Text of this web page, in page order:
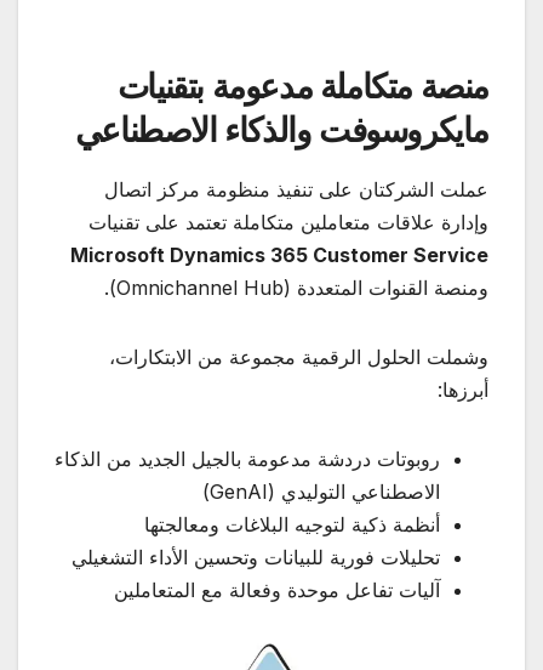
منصة متكاملة مدعومة بتقنيات
مايكروسوفت والذكاء الاصطناعي
عملت الشركتان على تنفيذ منظومة مركز اتصال
وإدارة علاقات متعاملين متكاملة تعتمد على تقنيات
Microsoft Dynamics 365 Customer Service
ومنصة القنوات المتعددة (Omnichannel Hub).
وشملت الحلول الرقمية مجموعة من الابتكارات،
أبرزها:
روبوتات دردشة مدعومة بالجيل الجديد من الذكاء
الاصطناعي التوليدي (GenAI)
أنظمة ذكية لتوجيه البلاغات ومعالجتها
تحليلات فورية للبيانات وتحسين الأداء التشغيلي
آليات تفاعل موحدة وفعالة مع المتعاملين